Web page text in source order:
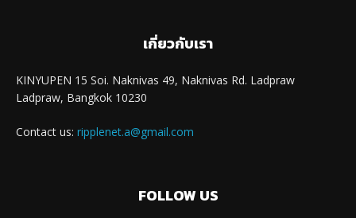
เกี่ยวกับเรา
KINYUPEN 15 Soi. Naknivas 49, Naknivas Rd. Ladpraw
Ladpraw, Bangkok 10230
Contact us: ripplenet.a@gmail.com
FOLLOW US